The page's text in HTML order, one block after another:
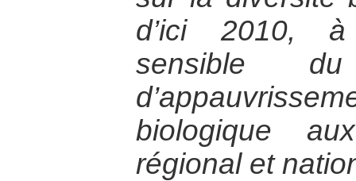
d’ici 2010, à
sensible
biologique
régional et